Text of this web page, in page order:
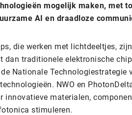
mogelijk maken, met
AI en draadloze
die werken met lichtdeeltjes,
dan traditionele elektronische
Nationale Technologiestrategie
NWO en
innovatieve materialen,
stimuleren.